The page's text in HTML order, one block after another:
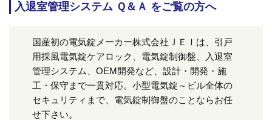
入退室管理システム Ｑ＆Ａ をご覧の方へ
国産初の電気錠メーカー株式会社ＪＥＩは、引戸
用採風電気錠ケアロック、電気錠制御盤、入退室
管理システム、OEM開発など、設計・開発・施
工・保守まで一貫対応。小型電気錠～ビル全体の
セキュリティまで、電気錠制御盤のことならお任
せ下さい。